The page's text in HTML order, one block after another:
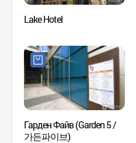
Lake Hotel
Гарден Файв (Garden 5 /
가든파이브)